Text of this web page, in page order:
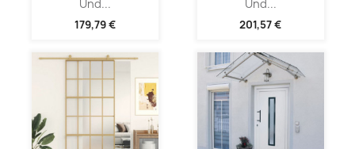
Und...
179,79 €
Und...
201,57 €